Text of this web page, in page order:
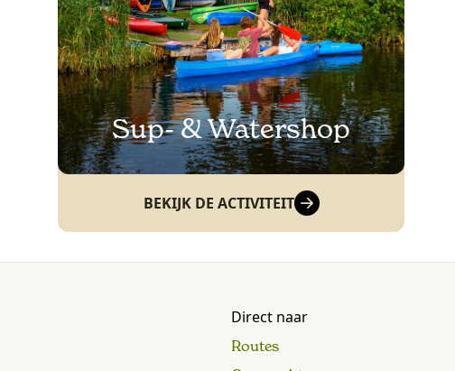
Sup- & Watershop
BEKIJK DE ACTIVITEIT
Direct naar
Routes